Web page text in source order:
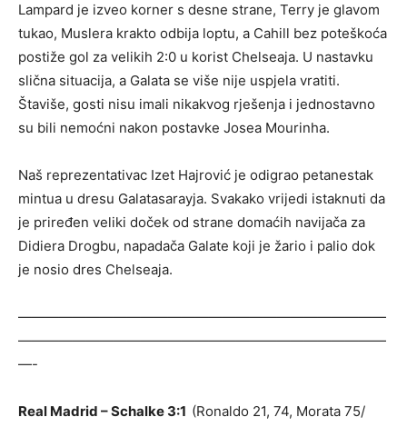
Lampard je izveo korner s desne strane, Terry je glavom
tukao, Muslera krakto odbija loptu, a Cahill bez poteškoća
postiže gol za velikih 2:0 u korist Chelseaja. U nastavku
slična situacija, a Galata se više nije uspjela vratiti.
Štaviše, gosti nisu imali nikakvog rješenja i jednostavno
su bili nemoćni nakon postavke Josea Mourinha.
Naš reprezentativac Izet Hajrović je odigrao petanestak
mintua u dresu Galatasarayja. Svakako vrijedi istaknuti da
je priređen veliki doček od strane domaćih navijača za
Didiera Drogbu, napadača Galate koji je žario i palio dok
je nosio dres Chelseaja.
———————————————————————————
———————————————————————————
—-
Real Madrid – Schalke 3:1 (Ronaldo 21, 74, Morata 75/